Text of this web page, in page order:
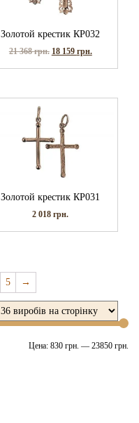
Золотой крестик КР032
21 368грн. 18 159 грн.
Золотой крестик КР031
2 018грн.
5 →
Цена: 830 грн. — 23850 грн.